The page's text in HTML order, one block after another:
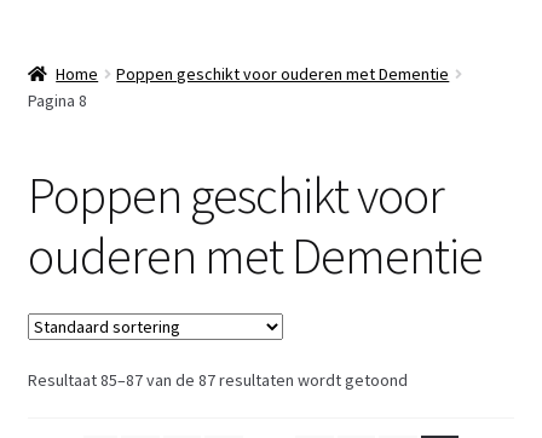
Afrekenen
Retouren
Over ons
Home
Poppen geschikt voor ouderen met Dementie
Pagina 8
Poppen geschikt voor
ouderen met Dementie
Resultaat 85–87 van de 87 resultaten wordt getoond